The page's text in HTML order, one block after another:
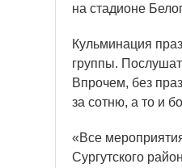
на стадионе
Кульминация
группы.
Впрочем, без
за сотню, а то и
«Все
Сургутского